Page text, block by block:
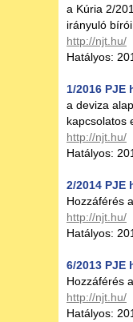
a Kúria 2/
irányuló
http://njt.hu/
Hatályos:
1/2016 PJE
a deviza
kapcsolatos
http://njt.hu/
Hatályos:
2/2014 PJE
Hozzáférés
http://njt.hu/
Hatályos:
6/2013 PJE
Hozzáférés
http://njt.hu/
Hatályos: